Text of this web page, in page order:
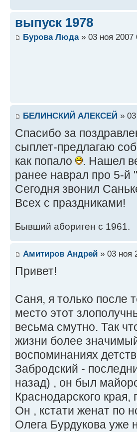
выпуск 1978
Бурова Люда» 03 ноя 2007
БЕЛИНСКИЙ АЛЕКСЕЙ »
Спасибо за
сыплет-предлагаю
как попало
. Нашел
ранее наврал про 5-й
Сегодня звонил
Всех с праздниками!
Бывший абориген с 1961.
Амитиров Андрей » 03 ноя
Привет!
Саня, я только после
место этот
весьма смутно. Так
жизни более
воспоминаниях
Забродский -
назад) , он был
Краснодарского
Он , кстати женат по
Олега Бурдукова уже